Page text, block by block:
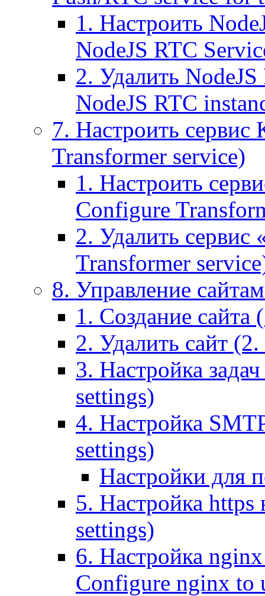
1. Настроить
NodeJS RTC
2. Удалить
NodeJS RTC
7. Настроить
Transformer service)
1. Настроить
Configure
2. Удалить сервис
Transformer
8. Управление
1. Создание сайта
2. Удалить сайт
3. Настройка
settings)
4. Настройка
settings)
Настройки для
5. Настройка https
settings)
6. Настройка
Configure nginx to